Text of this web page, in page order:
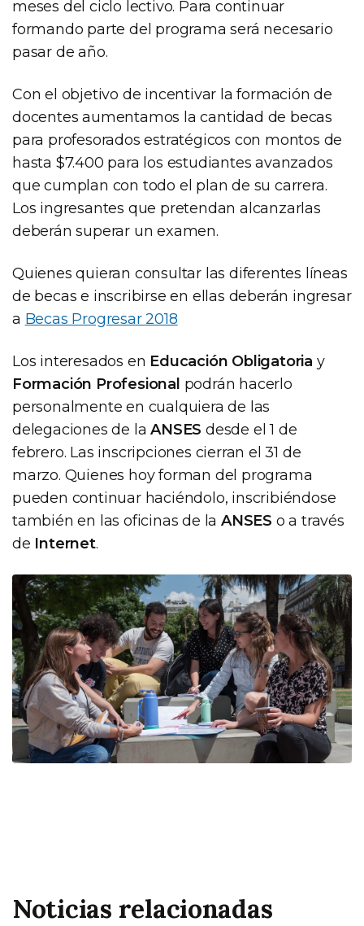
meses del ciclo lectivo. Para continuar
formando parte del programa será necesario
pasar de año.
Con el objetivo de incentivar la formación de
docentes aumentamos la cantidad de becas
para profesorados estratégicos con montos de
hasta $7.400 para los estudiantes avanzados
que cumplan con todo el plan de su carrera.
Los ingresantes que pretendan alcanzarlas
deberán superar un examen.
Quienes quieran consultar las diferentes líneas
de becas e inscribirse en ellas deberán ingresar
a Becas Progresar 2018
Los interesados en Educación Obligatoria y
Formación Profesional podrán hacerlo
personalmente en cualquiera de las
delegaciones de laANSES desde el 1 de
febrero. Las inscripciones cierran el 31 de
marzo. Quienes hoy forman del programa
pueden continuar haciéndolo, inscribiéndose
también en las oficinas de laANSES o a través
de Internet.
Noticias relacionadas